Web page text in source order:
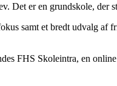
Det er en grundskole,
samt et bredt udvalg af
FHS Skoleintra, en